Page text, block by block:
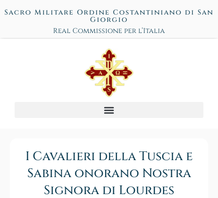
Sacro Militare Ordine Costantiniano di San
Giorgio
Real Commissione per l’Italia
I Cavalieri della Tuscia e
Sabina onorano Nostra
Signora di Lourdes